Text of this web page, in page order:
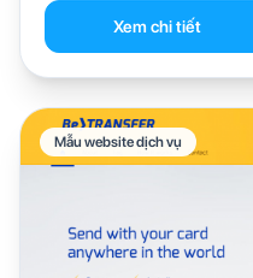
Xem chi tiết
Mẫu website dịch vụ